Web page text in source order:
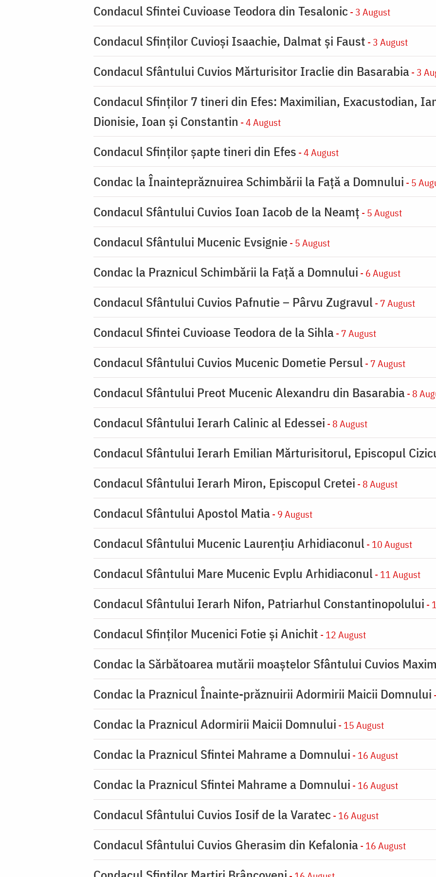
Condacul Sfintei Cuvioase Teodora din Tesalonic - 3 August
Condacul Sfinţilor Cuvioşi Isaachie, Dalmat şi Faust - 3 August
Condacul Sfântului Cuvios Mărturisitor Iraclie din Basarabia- 3
Condacul Sfinţilor 7 tineri din Efes: Maximilian, Exacustodian,
Dionisie, Ioan şi Constantin - 4 August
Condacul Sfinţilor şapte tineri din Efes - 4 August
Condac la Înainteprăznuirea Schimbării la Faţă a Domnului - 5
Condacul Sfântului Cuvios Ioan Iacob de la Neamț - 5 August
Condacul Sfântului Mucenic Evsignie - 5 August
Condac la Praznicul Schimbării la Faţă a Domnului - 6 August
Condacul Sfântului Cuvios Pafnutie – Pârvu Zugravul - 7 August
Condacul Sfintei Cuvioase Teodora de la Sihla- 7 August
Condacul Sfântului Cuvios Mucenic Dometie Persul - 7 August
Condacul Sfântului Preot Mucenic Alexandru din Basarabia- 8
Condacul Sfântului Ierarh Calinic al Edessei - 8 August
Condacul Sfântului Ierarh Emilian Mărturisitorul, Episcopul
Condacul Sfântului Ierarh Miron, Episcopul Cretei - 8 August
Condacul Sfântului Apostol Matia- 9 August
Condacul Sfântului Mucenic Laurențiu Arhidiaconul - 10 August
Condacul Sfântului Mare Mucenic Evplu Arhidiaconul - 11 August
Condacul Sfântului Ierarh Nifon, Patriarhul Constantinopolului -
Condacul Sfinţilor Mucenici Fotie şi Anichit - 12 August
Condac la Sărbătoarea mutării moaştelor Sfântului Cuvios
Condac la Praznicul Înainte-prăznuirii Adormirii Maicii Domnului
Condac la Praznicul Adormirii Maicii Domnului - 15 August
Condac la Praznicul Sfintei Mahrame a Domnului - 16 August
Condac la Praznicul Sfintei Mahrame a Domnului - 16 August
Condacul Sfântului Cuvios Iosif de la Varatec - 16 August
Condacul Sfântului Cuvios Gherasim din Kefalonia- 16 August